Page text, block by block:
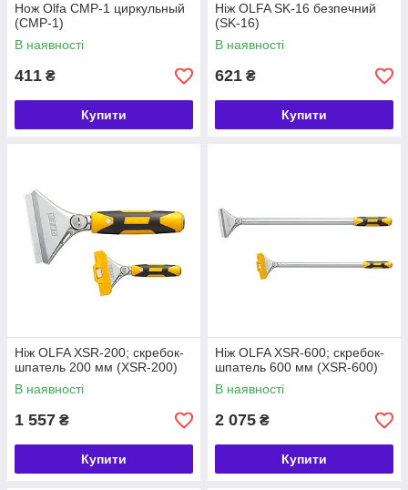
Нож Olfa CMP-1 циркульный
(CMP-1)
В наявності
411 ₴
Купити
Ніж OLFA SK-16 безпечний
(SK-16)
В наявності
621 ₴
Купити
Ніж OLFA XSR-200; скребок-
шпатель 200 мм (XSR-200)
В наявності
1 557 ₴
Купити
Ніж OLFA XSR-600; скребок-
шпатель 600 мм (XSR-600)
В наявності
2 075 ₴
Купити